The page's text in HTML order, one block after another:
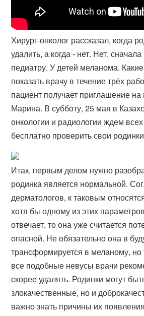
Хирург-онколог рассказал, когда
удалить, а когда - нет. Нет,
педиатру. У детей меланома.
показать врачу в течение трёх
пациент получает приглашение на
Марина. В субботу, 25 мая в
онкологии и радиологии ждем
бесплатно проверить свои
Итак, первым делом нужно
родинка является нормальной.
дерматологов, к таковым
хотя бы одному из этих
отвечает, то она уже считается
опасной. Не обязательно она в
трансформируется в меланому, но
все подобные невусы врачи
скорее удалять. Родинки могут
злокачественные, но и
важно знать причины их